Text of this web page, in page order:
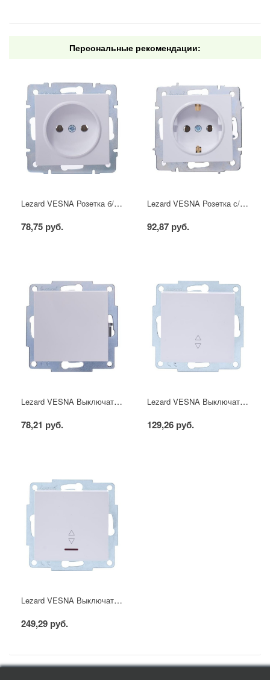
Персональные рекомендации:
Lezard VESNA Розетка б/з ПБТ белая
78,75 руб.
Lezard VESNA Розетка с/з ПБТ белая
92,87 руб.
Lezard VESNA Выключатель белый
78,21 руб.
Lezard VESNA Выключатель проходной белый
129,26 руб.
Lezard VESNA Выключатель проходной с подсветкой белый
249,29 руб.